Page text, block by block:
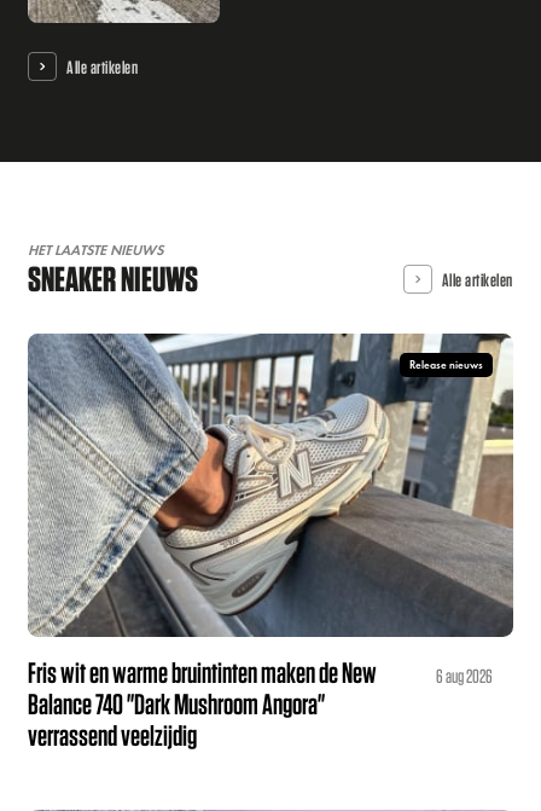
Alle artikelen
HET LAATSTE NIEUWS
SNEAKER NIEUWS Alle artikelen
Release nieuws
Fris wit en warme bruintinten maken de New
Balance 740 "Dark Mushroom Angora"
verrassend veelzijdig
6 aug 2026